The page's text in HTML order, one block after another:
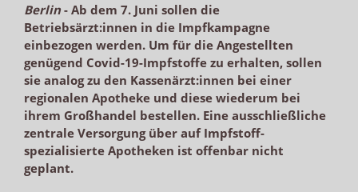
Berlin- Ab dem 7. Juni sollen die
Betriebsärzt:innen in die Impfkampagne
einbezogen werden. Um für die Angestellten
genügend Covid-19-Impfstoffe zu erhalten, sollen
sie analog zu den Kassenärzt:innen bei einer
regionalen Apotheke und diese wiederum bei
ihrem Großhandel bestellen. Eine ausschließliche
zentrale Versorgung über auf Impfstoff-
spezialisierte Apotheken ist offenbar nicht
geplant.